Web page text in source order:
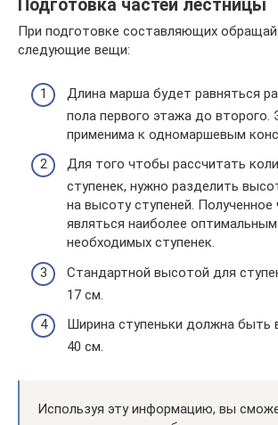
Подготовка частей лестницы
При подготовке составляющих
следующие вещи:
Длина марша будет равняться
пола первого этажа до второго.
применима к одномаршевым
Для того чтобы рассчитать
ступенек, нужно разделить
на высоту ступеней. Полученное
являться наиболее
необходимых ступенек.
Стандартной высотой для
17 см.
Ширина ступеньки должна быть
40 см.
Используя эту информацию, вы